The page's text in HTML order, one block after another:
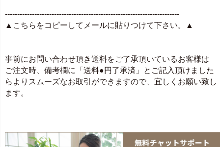
-----------------------------------------------------------------------
▲こちらをコピーしてメールに貼りつけて下さい。▲
事前にお問い合わせ頂き送料をご了承頂いているお客様は
ご注文時、備考欄に「送料●円了承済」とご記入頂けました
らよりスムーズなお取引ができますので、宜しくお願い致し
ます。